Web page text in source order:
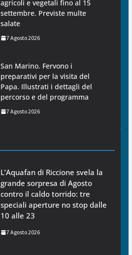
agricoli e vegetali fino al 15
settembre. Previste multe
salate
7 Agosto 2026
San Marino. Fervono i
preparativi per la visita del
Papa. Illustrati i dettagli del
percorso e del programma
7 Agosto 2026
L’Aquafan di Riccione svela la
grande sorpresa di Agosto
contro il caldo torrido: tre
speciali aperture no stop dalle
10 alle 23
7 Agosto 2026